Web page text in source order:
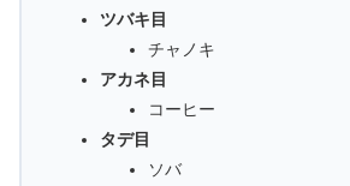
ツバキ目
チャノキ
アカネ目
コーヒー
タデ目
ソバ